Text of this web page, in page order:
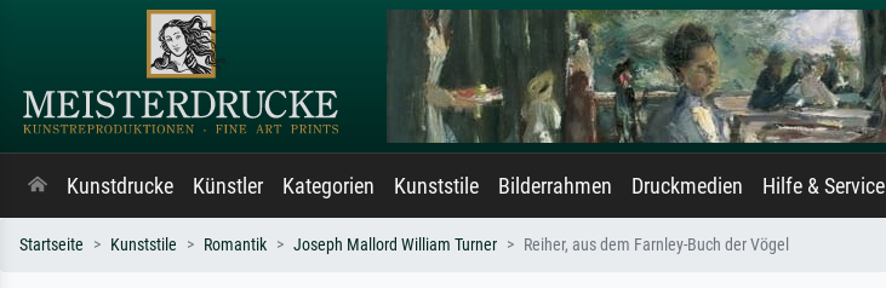
Kunstdrucke Künstler Kategorien Kunststile Bilderrahmen Druckmedien Hilfe & Service
Startseite Kunststile Romantik Joseph Mallord William Turner Reiher, aus dem Farnley-Buch der Vögel